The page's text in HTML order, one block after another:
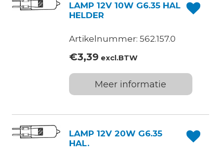
LAMP 12V 10W G6.35 HAL
HELDER
Artikelnummer: 562.157.0
€3,39excl.BTW
Meer informatie
LAMP 12V 20W G6.35
HAL.